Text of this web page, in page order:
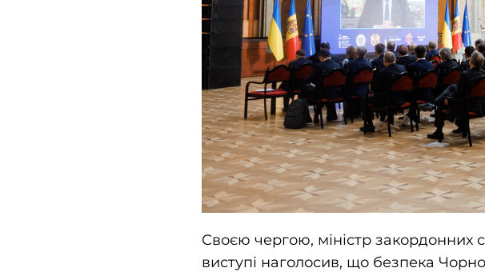
Своєю чергою, міністр
виступі наголосив, що безпека